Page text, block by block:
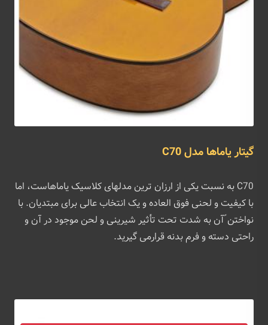
گیتار یاماها مدل C70
C70 به نسبت یکی از ارزان ترین مدلهای کلاسیک یاماهاست، اما
با کیفیت و لحنی فوق العاده و یک انتخاب عالی برای مبتدیان. با
نواختن ّآن به شدت تحت تأثیر شیرینی و لحن موجود در آن و
راحتی دسته و فرم بدنه قرارمی گیرید.